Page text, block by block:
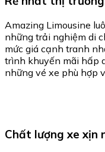
Amazing Limousine
những trải nghiệm di
mức giá cạnh tranh
trình khuyến mãi hấp
những vé xe phù hợp
Chất lượng xe xịn